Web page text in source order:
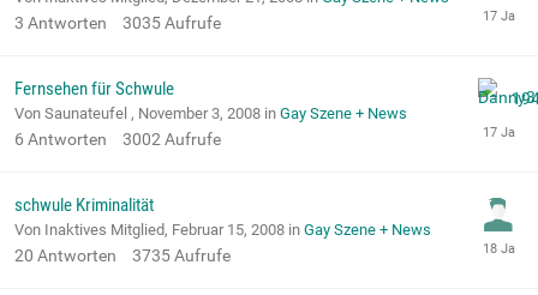
3 Antworten 3035Aufrufe
Fernsehen für Schwule
Von Saunateufel , November 3, 2008 in Gay Szene + News
6 Antworten 3002Aufrufe
schwule Kriminalität
Von Inaktives Mitglied, Februar 15, 2008 in Gay Szene + News
20 Antworten 3735Aufrufe